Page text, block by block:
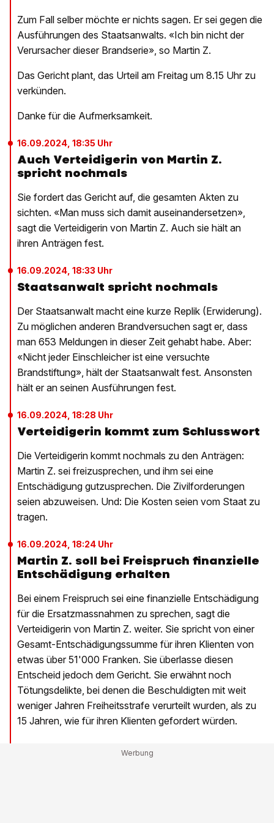
Zum Fall selber möchte er nichts sagen. Er sei gegen die
Ausführungen des Staatsanwalts. «Ich bin nicht der
Verursacher dieser Brandserie», so Martin Z.
Das Gericht plant, das Urteil am Freitag um 8.15 Uhr zu
verkünden.
Danke für die Aufmerksamkeit.
16.09.2024, 18:35 Uhr
Auch Verteidigerin von Martin Z.
spricht nochmals
Sie fordert das Gericht auf, die gesamten Akten zu
sichten. «Man muss sich damit auseinandersetzen»,
sagt die Verteidigerin von Martin Z. Auch sie hält an
ihren Anträgen fest.
16.09.2024, 18:33 Uhr
Staatsanwalt spricht nochmals
Der Staatsanwalt macht eine kurze Replik (Erwiderung).
Zu möglichen anderen Brandversuchen sagt er, dass
man 653 Meldungen in dieser Zeit gehabt habe. Aber:
«Nicht jeder Einschleicher ist eine versuchte
Brandstiftung», hält der Staatsanwalt fest. Ansonsten
hält er an seinen Ausführungen fest.
16.09.2024, 18:28 Uhr
Verteidigerin kommt zum Schlusswort
Die Verteidigerin kommt nochmals zu den Anträgen:
Martin Z. sei freizusprechen, und ihm sei eine
Entschädigung gutzusprechen. Die Zivilforderungen
seien abzuweisen. Und: Die Kosten seien vom Staat zu
tragen.
16.09.2024, 18:24 Uhr
Martin Z. soll bei Freispruch finanzielle
Entschädigung erhalten
Bei einem Freispruch sei eine finanzielle Entschädigung
für die Ersatzmassnahmen zu sprechen, sagt die
Verteidigerin von Martin Z. weiter. Sie spricht von einer
Gesamt-Entschädigungssumme für ihren Klienten von
etwas über 51'000 Franken. Sie überlasse diesen
Entscheid jedoch dem Gericht. Sie erwähnt noch
Tötungsdelikte, bei denen die Beschuldigten mit weit
weniger Jahren Freiheitsstrafe verurteilt wurden, als zu
15 Jahren, wie für ihren Klienten gefordert würden.